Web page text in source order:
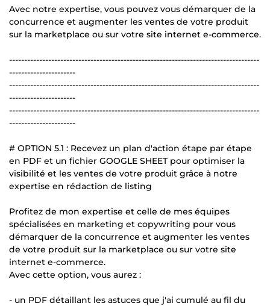
Avec notre expertise, vous pouvez vous démarquer de la
concurrence et augmenter les ventes de votre produit
sur la marketplace ou sur votre site internet e-commerce.
-----------------------------------------------------------------------------------
----------------------
-----------------------------------------------------------------------------------
----------------------
-----------------------------------------------------------------------------------
----------------------
# OPTION 5.1 : Recevez un plan d'action étape par étape
en PDF et un fichier GOOGLE SHEET pour optimiser la
visibilité et les ventes de votre produit grâce à notre
expertise en rédaction de listing
Profitez de mon expertise et celle de mes équipes
spécialisées en marketing et copywriting pour vous
démarquer de la concurrence et augmenter les ventes
de votre produit sur la marketplace ou sur votre site
internet e-commerce.
Avec cette option, vous aurez :
- un PDF détaillant les astuces que j'ai cumulé au fil du